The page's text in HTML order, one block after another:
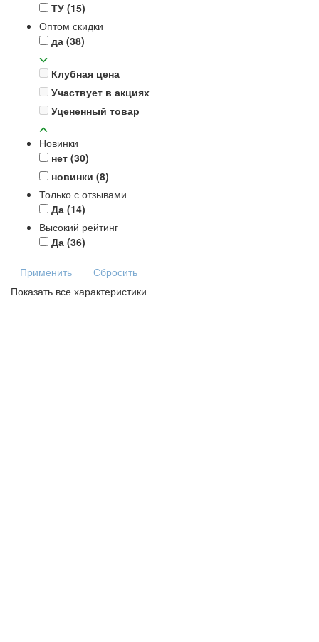
ТУ (15)
Оптом скидки
да (38)
Клубная цена
Участвует в акциях
Уцененный товар
Новинки
нет (30)
новинки (8)
Только с отзывами
Да (14)
Высокий рейтинг
Да (36)
Применить
Сбросить
Показать все характеристики